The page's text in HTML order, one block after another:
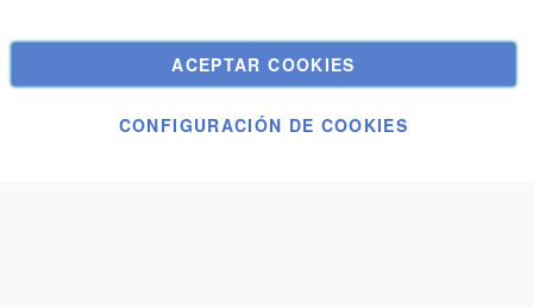
Pedidos y devoluciones
Contáctenos
ACEPTAR COOKIES
CONFIGURACIÓN DE COOKIES